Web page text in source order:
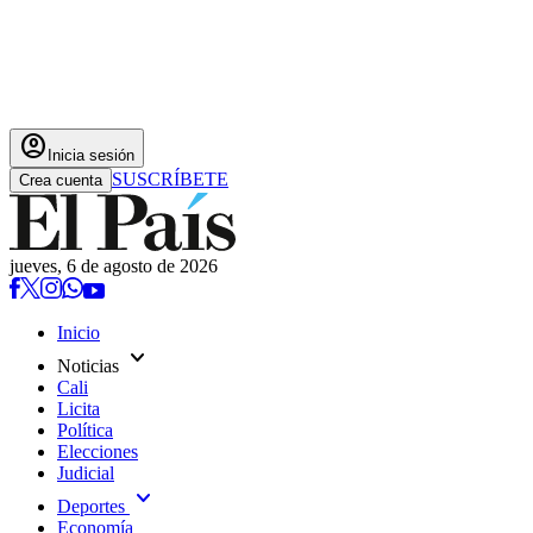
account_circle Inicia sesión
Crea cuenta SUSCRÍBETE
jueves, 6 de agosto de 2026
Inicio
Noticias expand_more
Cali
Licita
Política
Elecciones
Judicial
Deportes expand_more
Economía